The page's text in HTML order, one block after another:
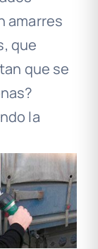
amarres
que
que se
la